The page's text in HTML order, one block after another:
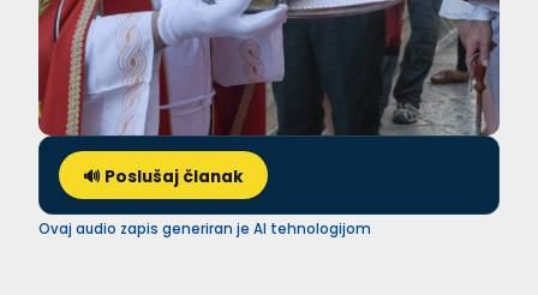
🔊 Poslušaj članak
Ovaj audio zapis generiran je AI tehnologijom